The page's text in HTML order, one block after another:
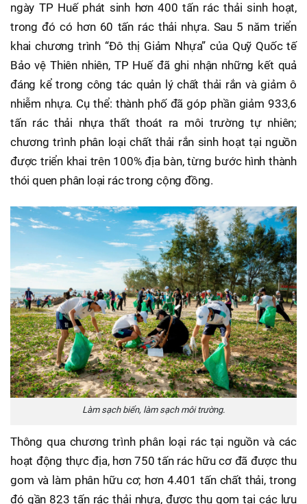
ngày TP Huế phát sinh hơn 400 tấn rác thải sinh hoạt,
trong đó có hơn 60 tấn rác thải nhựa. Sau 5 năm triển
khai chương trình “Đô thị Giảm Nhựa” của Quỹ Quốc tế
Bảo vệ Thiên nhiên, TP Huế đã ghi nhận những kết quả
đáng kể trong công tác quản lý chất thải rắn và giảm ô
nhiễm nhựa. Cụ thể: thành phố đã góp phần giảm 933,6
tấn rác thải nhựa thất thoát ra môi trường tự nhiên;
chương trình phân loại chất thải rắn sinh hoạt tại nguồn
được triển khai trên 100% địa bàn, từng bước hình thành
thói quen phân loại rác trong cộng đồng.
Làm sạch biển, làm sạch môi trường.
Thông qua chương trình phân loại rác tại nguồn và các
hoạt động thực địa, hơn 750 tấn rác hữu cơ đã được thu
gom và làm phân hữu cơ; hơn 4.401 tấn chất thải, trong
đó gần 823 tấn rác thải nhựa, được thu gom tại các lưu